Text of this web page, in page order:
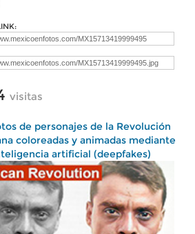
visitas
de personajes de la Revolución
coloreadas y animadas mediante
artificial (deepfakes)